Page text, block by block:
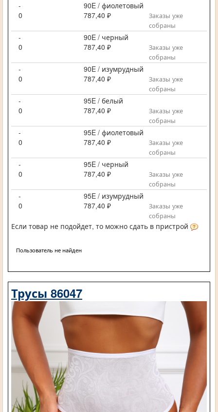
-
90E / фиолетовый
0
787,40 ₽
Заказы уже
собраны
-
90E / черный
0
787,40 ₽
Заказы уже
собраны
-
90E / изумрудный
0
787,40 ₽
Заказы уже
собраны
-
95E / белый
0
787,40 ₽
Заказы уже
собраны
-
95E / фиолетовый
0
787,40 ₽
Заказы уже
собраны
-
95E / черный
0
787,40 ₽
Заказы уже
собраны
-
95E / изумрудный
0
787,40 ₽
Заказы уже
собраны
Если товар не подойдет, то можно сдать в пристрой
Пользователь не найден
Трусы 86047